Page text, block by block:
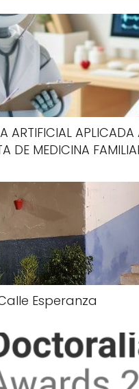
ARTIFICIAL APLICADA
DE MEDICINA
Esperanza